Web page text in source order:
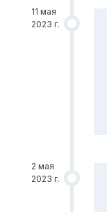
11 мая
2023 г.
2 мая
2023 г.